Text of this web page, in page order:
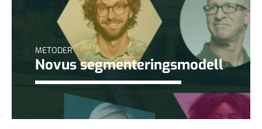
METODER
Novus segmenteringsmodell